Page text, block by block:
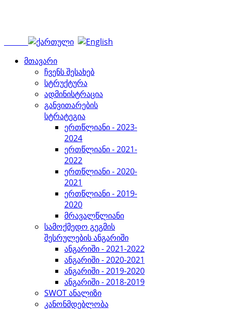
მთავარი
ჩვენს შესახებ
სტრუქტურა
ადმინისტრაცია
განვითარების
სტრატეგია
ერთწლიანი - 2023-
2024
ერთწლიანი - 2021-
2022
ერთწლიანი - 2020-
2021
ერთწლიანი - 2019-
2020
მრავალწლიანი
სამოქმედო გეგმის
შესრულების ანგარიში
ანგარიში - 2021-2022
ანგარიში - 2020-2021
ანგარიში - 2019-2020
ანგარიში - 2018-2019
SWOT ანალიზი
კანონმდებლობა